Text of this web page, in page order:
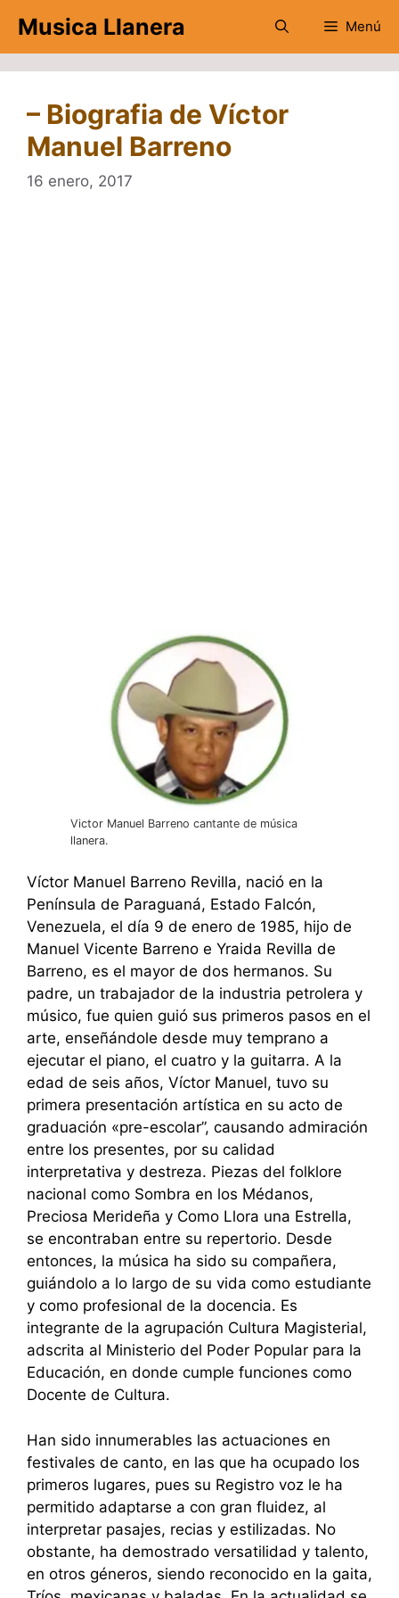
contenido
Musica Llanera Menú
– Biografia de Víctor
Manuel Barreno
16 enero, 2017
Victor Manuel Barreno cantante de música
llanera.
Víctor Manuel Barreno Revilla, nació en la
Península de Paraguaná, Estado Falcón,
Venezuela, el día 9 de enero de 1985, hijo de
Manuel Vicente Barreno e Yraida Revilla de
Barreno, es el mayor de dos hermanos. Su
padre, un trabajador de la industria petrolera y
músico, fue quien guió sus primeros pasos en el
arte, enseñándole desde muy temprano a
ejecutar el piano, el cuatro y la guitarra. A la
edad de seis años, Víctor Manuel, tuvo su
primera presentación artística en su acto de
graduación «pre-escolar”, causando admiración
entre los presentes, por su calidad
interpretativa y destreza. Piezas del folklore
nacional como Sombra en los Médanos,
Preciosa Merideña y Como Llora una Estrella,
se encontraban entre su repertorio. Desde
entonces, la música ha sido su compañera,
guiándolo a lo largo de su vida como estudiante
y como profesional de la docencia. Es
integrante de la agrupación Cultura Magisterial,
adscrita al Ministerio del Poder Popular para la
Educación, en donde cumple funciones como
Docente de Cultura.
Han sido innumerables las actuaciones en
festivales de canto, en las que ha ocupado los
primeros lugares, pues su Registro voz le ha
permitido adaptarse a con gran fluidez, al
interpretar pasajes, recias y estilizadas. No
obstante, ha demostrado versatilidad y talento,
en otros géneros, siendo reconocido en la gaita,